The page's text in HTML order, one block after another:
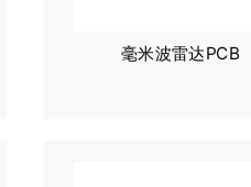
毫米波雷达PCB